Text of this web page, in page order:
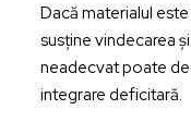
Dacă materialul
susține vindecarea
neadecvat poate
integrare deficitară.